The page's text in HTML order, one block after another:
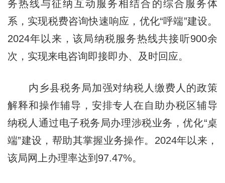
务热线与征纳互动服务相结合的综合服务体
系，实现税费咨询快速响应，优化“呼端”建设。
2024年以来，该局纳税服务热线共接听900余
次，实现来电咨询即接即办、及时回应。
内乡县税务局加强对纳税人缴费人的政策
解释和操作辅导，安排专人在自助办税区辅导
纳税人通过电子税务局办理涉税业务，优化“桌
端”建设，帮助其掌握业务操作。2024年以来，
该局网上办理率达到97.47%。